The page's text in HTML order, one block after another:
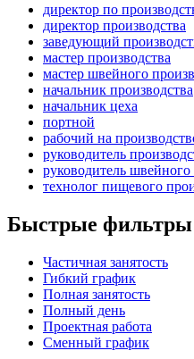
директор по
директор производства
заведующий
мастер производства
мастер швейного
начальник производства
начальник цеха
портной
рабочий на
руководитель
руководитель швейного
технолог пищевого
Быстрые фильтры
Частичная занятость
Гибкий график
Полная занятость
Полный день
Проектная работа
Сменный график